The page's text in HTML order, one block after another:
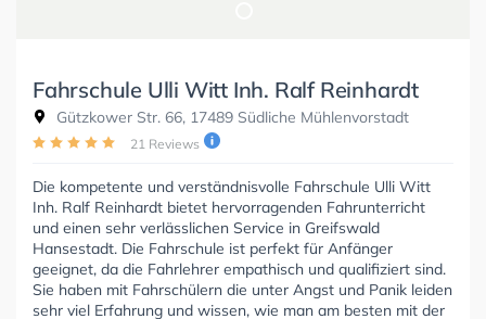
Fahrschule Ulli Witt Inh. Ralf Reinhardt
Gützkower Str. 66, 17489 Südliche Mühlenvorstadt
21 Reviews
Die kompetente und verständnisvolle Fahrschule Ulli Witt
Inh. Ralf Reinhardt bietet hervorragenden Fahrunterricht
und einen sehr verlässlichen Service in Greifswald
Hansestadt. Die Fahrschule ist perfekt für Anfänger
geeignet, da die Fahrlehrer empathisch und qualifiziert sind.
Sie haben mit Fahrschülern die unter Angst und Panik leiden
sehr viel Erfahrung und wissen, wie man am besten mit der